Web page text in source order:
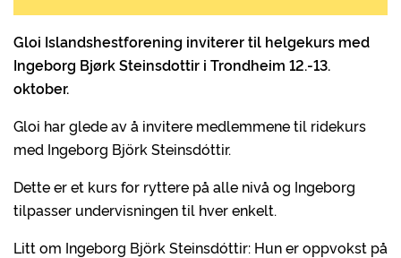
Gloi Islandshestforening inviterer til helgekurs med
Ingeborg Bjørk Steinsdottir i Trondheim 12.-13.
oktober.
Gloi har glede av å invitere medlemmene til ridekurs
med Ingeborg Björk Steinsdóttir.
Dette er et kurs for ryttere på alle nivå og Ingeborg
tilpasser undervisningen til hver enkelt.
Litt om Ingeborg Björk Steinsdóttir: Hun er oppvokst på